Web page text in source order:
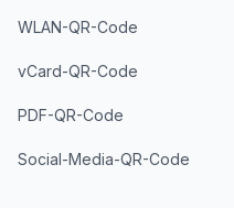
WLAN-QR-Code
vCard-QR-Code
PDF-QR-Code
Social-Media-QR-Code